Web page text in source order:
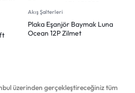
Akış Şalterleri
Plaka Eşanjör Baymak Luna
Ocean 12P Zilmet
üzerinden gerçekleştireceğiniz tüm